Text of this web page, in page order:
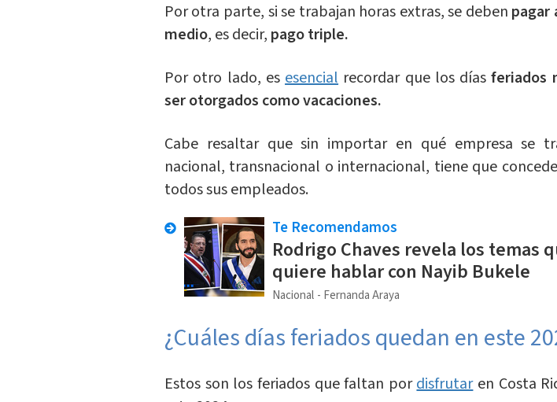
Por otra parte, si se trabajan horas extras, se deben pagar
medio, es decir, pago triple.
Por otro lado, esesencial recordar que los díasferiados
ser otorgados como vacaciones.
Cabe resaltar que sin importar en qué empresa se
nacional, transnacional o internacional, tiene que
todos sus empleados.
Te Recomendamos
Rodrigo Chaves revela los temas
quiere hablar con Nayib Bukele
Nacional Fernanda Araya
¿Cuáles días feriados quedan en este
Estos son los feriados que faltan pordisfrutar en Costa